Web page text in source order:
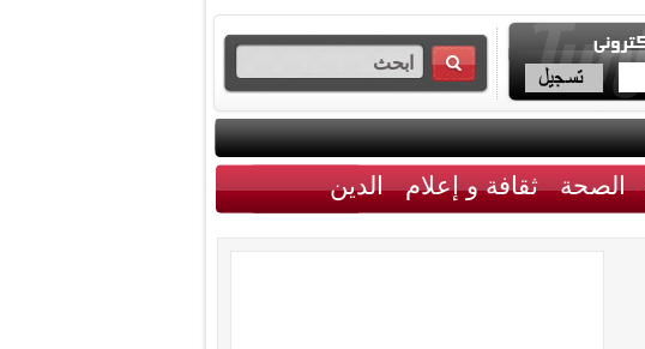
الصحة ثقافة و إعلام الدين